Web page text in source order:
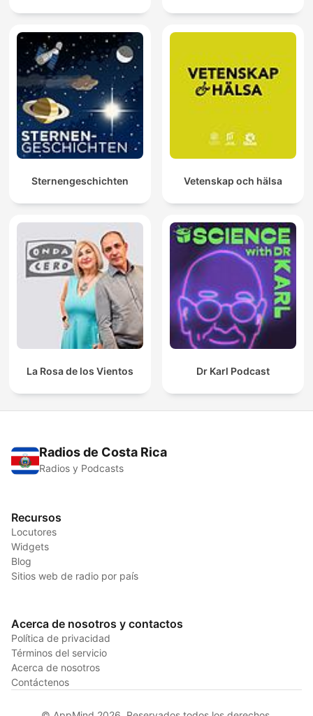
Sternengeschichten Vetenskap och hälsa
La Rosa de los Vientos Dr Karl Podcast
Radios de Costa Rica
Radios y Podcasts
Recursos
Locutores
Widgets
Blog
Sitios web de radio por país
Acerca de nosotros y contactos
Política de privacidad
Términos del servicio
Acerca de nosotros
Contáctenos